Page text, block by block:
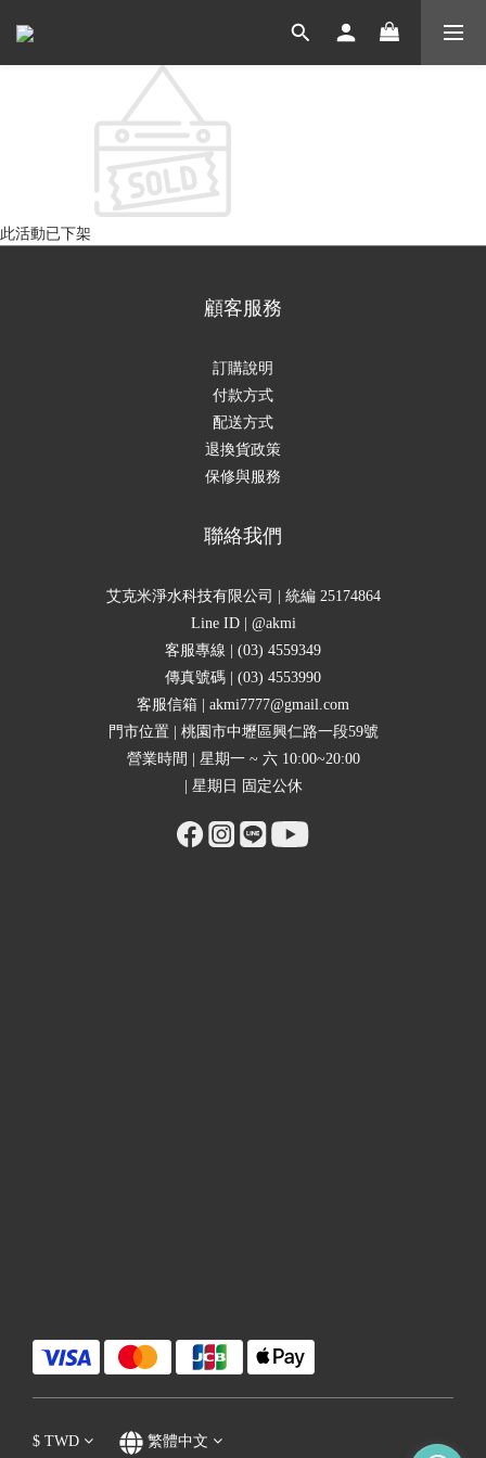
此活動已下架
顧客服務
訂購說明
付款方式
配送方式
退換貨政策
保修與服務
聯絡我們
艾克米淨水科技有限公司 | 統編 25174864
Line ID | @akmi
客服專線 | (03) 4559349
傳真號碼 | (03) 4553990
客服信箱 | akmi7777@gmail.com
門市位置 | 桃園市中壢區興仁路一段59號
營業時間 | 星期一 ~ 六 10:00~20:00
| 星期日 固定公休
$ TWD 繁體中文